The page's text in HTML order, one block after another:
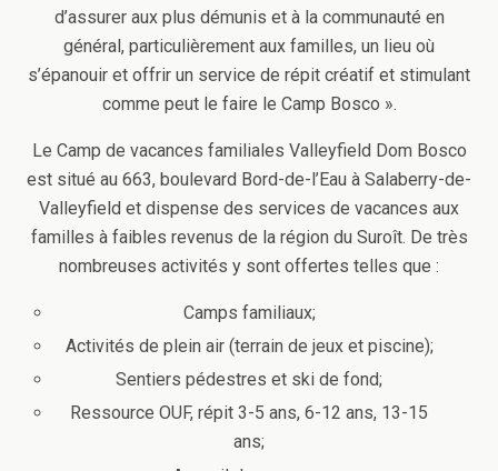
d’assurer aux plus démunis et à la communauté en
général, particulièrement aux familles, un lieu où
s’épanouir et offrir un service de répit créatif et stimulant
comme peut le faire le Camp Bosco ».
Le Camp de vacances familiales Valleyfield Dom Bosco
est situé au 663, boulevard Bord-de-l’Eau à Salaberry-de-
Valleyfield et dispense des services de vacances aux
familles à faibles revenus de la région du Suroît. De très
nombreuses activités y sont offertes telles que :
Camps familiaux;
Activités de plein air (terrain de jeux et piscine);
Sentiers pédestres et ski de fond;
Ressource OUF, répit 3-5 ans, 6-12 ans, 13-15
ans;